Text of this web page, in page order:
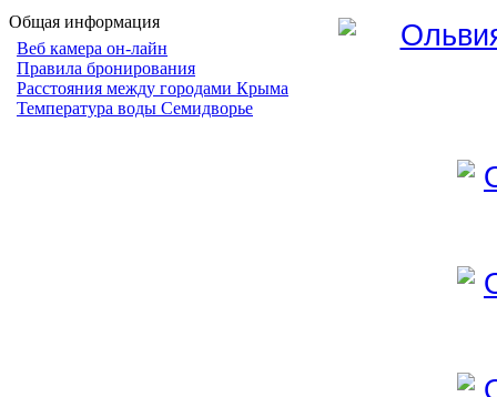
Общая информация
Веб камера он-лайн
Правила бронирования
Расстояния между городами Крыма
Температура воды Семидворье